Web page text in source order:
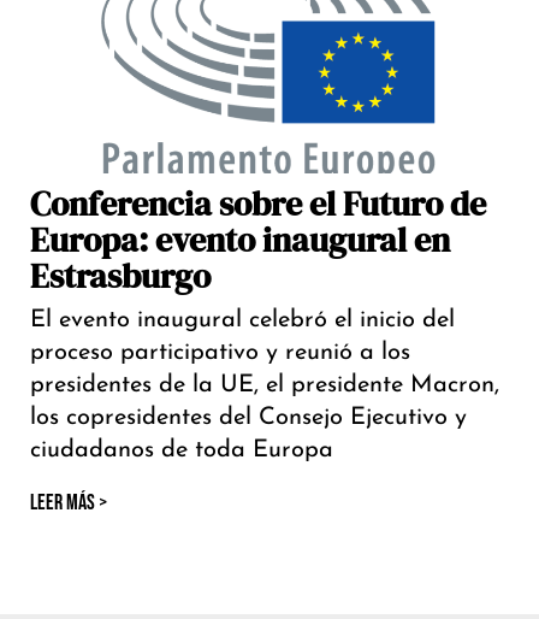
Conferencia sobre el Futuro de
Europa: evento inaugural en
Estrasburgo
El evento inaugural celebró el inicio del
proceso participativo y reunió a los
presidentes de la UE, el presidente Macron,
los copresidentes del Consejo Ejecutivo y
ciudadanos de toda Europa
LEER MÁS >